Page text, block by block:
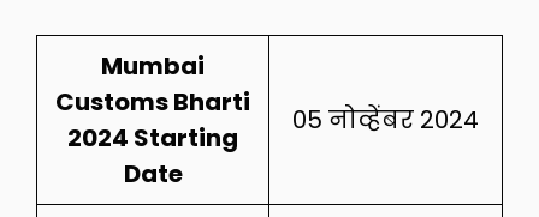
Mumbai
Customs Bharti
2024 Starting
Date
05 नोव्हेंबर 2024